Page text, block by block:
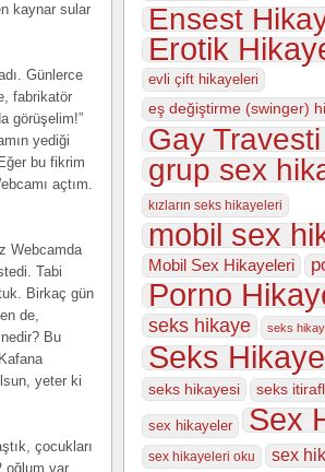
kaynar sular
Günlerce
fabrikatör
görüşelim!”
yediği
bu fikrim
açtım.
Webcamda
Tabi
Birkaç gün
de,
Bu
yeter ki
çocukları
oğlum var.
Ensest
Erotik
evli çift hikayeleri
eş değiştirme (swinger)
Gay
grup sex
kızların seks hikayeleri
mobil sex
Mobil Sex Hikayeleri
Porno
seks hikaye seks
Seks
seks hikayesi seks
sex hikayeler Sex
sex hikayeleri oku sex